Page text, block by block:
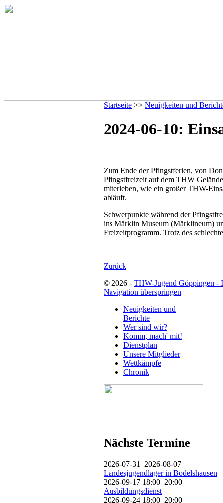
Startseite >> Neuigkeiten und
2024-06-10:
Zum Ende der Pfingstferien, von
Pfingstfreizeit auf dem THW
miterleben, wie ein großer THW-
abläuft.
Schwerpunkte während der
ins Märklin Museum (Märklineum)
Freizeitprogramm. Trotz des
Zurück
© 2026 - THW-Jugend Göppingen -
Navigation überspringen
Neuigkeiten und
Berichte
Wer sind wir?
Komm, mach' mit!
Dienstplan
Unsere Mitglieder
Wettkämpfe
Chronik
Nächste Termine
2026-07-31–2026-08-07
Landesjugendlager in Bodelshausen
2026-09-17 18:00–20:00
Ausbildungsdienst
2026-09-24 18:00–20:00